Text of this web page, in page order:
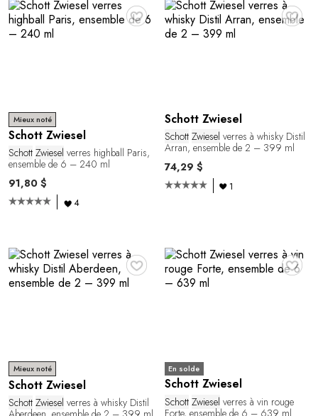
♥
Mieux noté
Schott Zwiesel
Schott Zwiesel verres highball Paris,
ensemble de 6 – 240 ml
91,80 $
4
♥
Schott Zwiesel
Schott Zwiesel verres à whisky Distil
Arran, ensemble de 2 – 399 ml
74,29 $
1
♥
Mieux noté
Schott Zwiesel
Schott Zwiesel verres à whisky Distil
♥
En solde
Schott Zwiesel
Schott Zwiesel verres à vin rouge